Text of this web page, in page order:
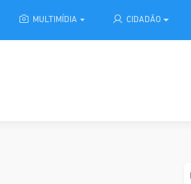
MULTIMÍDIA CIDADÃO